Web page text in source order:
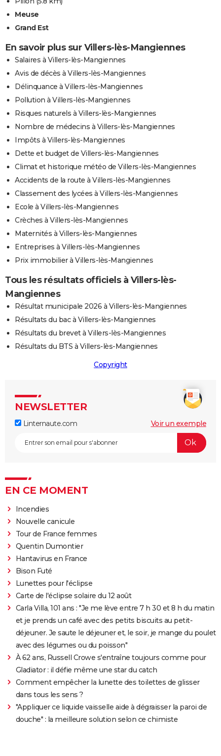
Meuse
Grand Est
En savoir plus sur Villers-lès-Mangiennes
Salaires à Villers-lès-Mangiennes
Avis de décès à Villers-lès-Mangiennes
Délinquance à Villers-lès-Mangiennes
Pollution à Villers-lès-Mangiennes
Risques naturels à Villers-lès-Mangiennes
Nombre de médecins à Villers-lès-Mangiennes
Impôts à Villers-lès-Mangiennes
Dette et budget de Villers-lès-Mangiennes
Climat et historique météo de Villers-lès-Mangiennes
Accidents de la route à Villers-lès-Mangiennes
Classement des lycées à Villers-lès-Mangiennes
Ecole à Villers-lès-Mangiennes
Crèches à Villers-lès-Mangiennes
Maternités à Villers-lès-Mangiennes
Entreprises à Villers-lès-Mangiennes
Prix immobilier à Villers-lès-Mangiennes
Tous les résultats officiels à Villers-lès-
Mangiennes
Résultat municipale 2026 à Villers-lès-Mangiennes
Résultats du bac à Villers-lès-Mangiennes
Résultats du brevet à Villers-lès-Mangiennes
Résultats du BTS à Villers-lès-Mangiennes
Copyright
NEWSLETTER
Linternaute.com Voir un exemple
EN CE MOMENT
Incendies
Nouvelle canicule
Tour de France femmes
Quentin Dumontier
Hantavirus en France
Bison Futé
Lunettes pour l'éclipse
Carte de l'éclipse solaire du 12 août
Carla Villa, 101 ans : "Je me lève entre 7 h 30 et 8 h du matin
et je prends un café avec des petits biscuits au petit-
déjeuner. Je saute le déjeuner et, le soir, je mange du poulet
avec des légumes ou du poisson"
À 62 ans, Russell Crowe s'entraîne toujours comme pour
Gladiator : il défie même une star du catch
Comment empêcher la lunette des toilettes de glisser
dans tous les sens ?
"Appliquer ce liquide vaisselle aide à dégraisser la paroi de
douche" : la meilleure solution selon ce chimiste